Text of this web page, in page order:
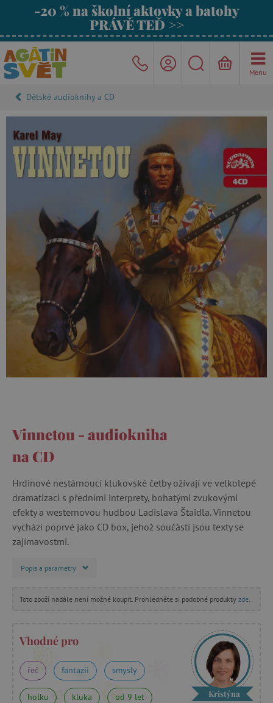
-20 % na školní aktovky a batohy
PRÁVĚ TEĎ >>
Menu
Dětské audioknihy a CD
Vinnetou - audiokniha
na CD
Hrdinové nestárnoucí klukovské četby ožívají ve velkolepé
dramatizaci s předními interprety, bohatými zvukovými
efekty a westernovou hudbou Ladislava Štaidla. Vinnetou
vychází poprvé jako CD box, jehož součástí jsou texty se
zajímavostmi.
Popis a parametry
Toto zboží nadále není možné koupit. Prohlédněte si podobné produkty zde
Vhodné pro
řeč fantazii smysly
holku kluka od 9 let Kristýna